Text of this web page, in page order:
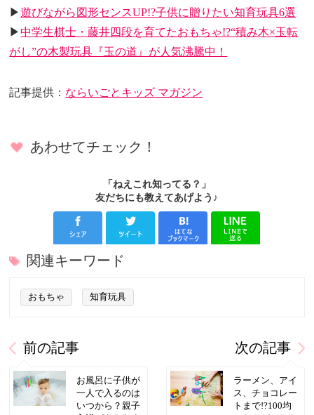
▶遊びながら図形センスUP!?子供に贈りたい知育玩具6選
▶中学生棋士・藤井四段を育てたおもちゃ!?“積み木×玉転
がし”の木製玩具『玉の道』が人気沸騰中！
記事提供： ならいごとキッズ マガジン
あわせてチェック！
「ねえこれ知ってる？」
友だちにも教えてあげよう♪
関連キーワード
おもちゃ 知育玩具
前の記事
お風呂に子供が
一人で入るのは
いつから？親子
次の記事
ラーメン、アイ
ス、チョコレー
トまで!?100均